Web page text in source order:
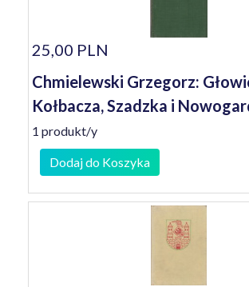
25,00 PLN
Chmielewski Grzegorz:
Kołbacza, Szadzka i
1 produkt/y
Dodaj do Koszyka